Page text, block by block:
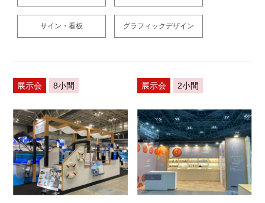
サイン・看板 グラフィックデザイン
展示会 8小間 展示会 2小間